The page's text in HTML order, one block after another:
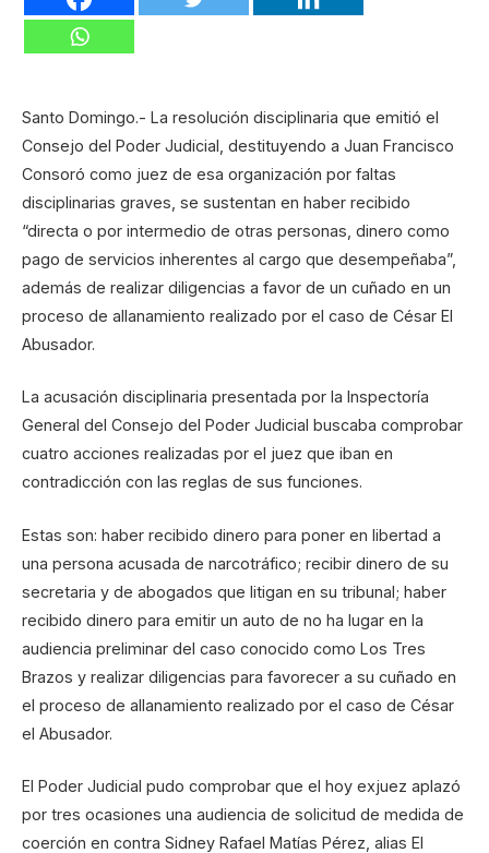
Santo Domingo.- La resolución disciplinaria que emitió el
Consejo del Poder Judicial, destituyendo a Juan Francisco
Consoró como juez de esa organización por faltas
disciplinarias graves, se sustentan en haber recibido
“directa o por intermedio de otras personas, dinero como
pago de servicios inherentes al cargo que desempeñaba”,
además de realizar diligencias a favor de un cuñado en un
proceso de allanamiento realizado por el caso de César El
Abusador.
La acusación disciplinaria presentada por la Inspectoría
General del Consejo del Poder Judicial buscaba comprobar
cuatro acciones realizadas por el juez que iban en
contradicción con las reglas de sus funciones.
Estas son: haber recibido dinero para poner en libertad a
una persona acusada de narcotráfico; recibir dinero de su
secretaria y de abogados que litigan en su tribunal; haber
recibido dinero para emitir un auto de no ha lugar en la
audiencia preliminar del caso conocido como Los Tres
Brazos y realizar diligencias para favorecer a su cuñado en
el proceso de allanamiento realizado por el caso de César
el Abusador.
El Poder Judicial pudo comprobar que el hoy exjuez aplazó
por tres ocasiones una audiencia de solicitud de medida de
coerción en contra Sidney Rafael Matías Pérez, alias El